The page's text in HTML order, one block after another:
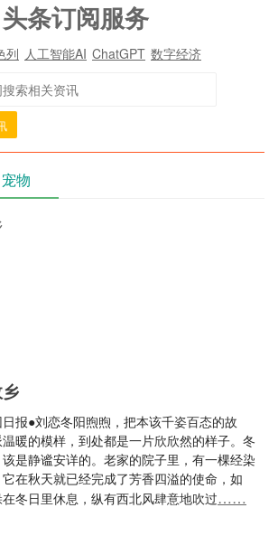
头条订阅服务
列 人工智能AI ChatGPT 数字经济
宠物
报●刘恋冬阳煦煦，把本该千姿百态的故
暖的模样，到处都是一片欣欣然的样子。冬
是静谧安详的。老家的院子里，有一棵经染
在秋天就已经完成了芳香四溢的使命，如
冬日里休息，纵有西北风肆意地吹过……